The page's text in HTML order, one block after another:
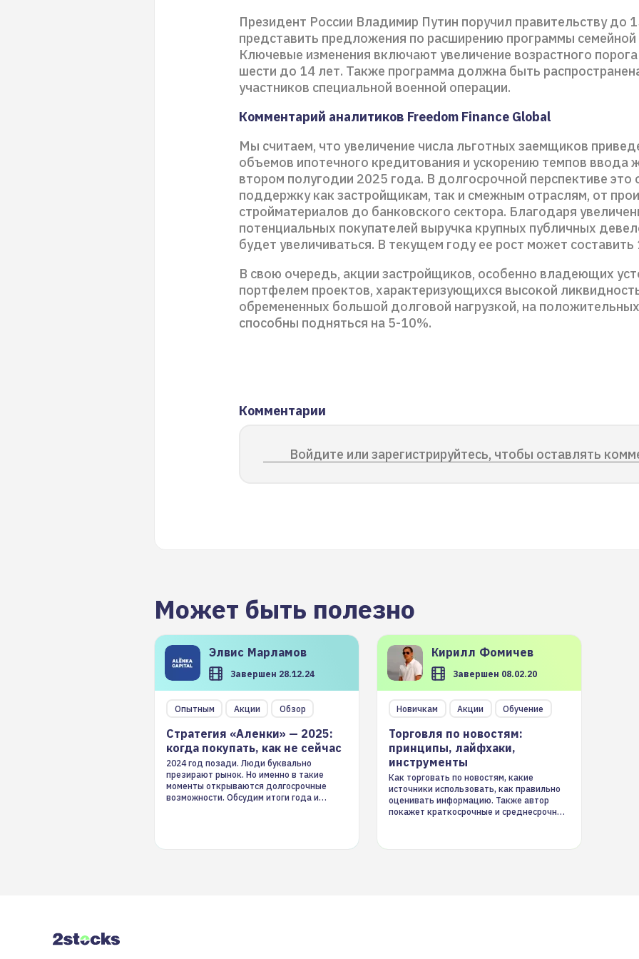
Президент России Владимир Путин поручил правительству до
представить предложения по расширению программы семейной
Ключевые изменения включают увеличение возрастного
шести до 14 лет. Также программа должна быть
участников специальной военной операции.
Комментарий аналитиков Freedom Finance Global
Мы считаем, что увеличение числа льготных заемщиков
объемов ипотечного кредитования и ускорению темпов ввода
втором полугодии 2025 года. В долгосрочной перспективе это
поддержку как застройщикам, так и смежным отраслям, от
стройматериалов до банковского сектора. Благодаря
потенциальных покупателей выручка крупных публичных
будет увеличиваться. В текущем году ее рост может
В свою очередь, акции застройщиков, особенно владеющих
портфелем проектов, характеризующихся высокой
обремененных большой долговой нагрузкой, на
способны подняться на 5-10%.
Комментарии
Войдите или зарегистрируйтесь, чтобы оставлять
Может быть полезно
Элвис Марламов
Завершен 28.12.24
Опытным Акции Обзор
Стратегия «Аленки» — 2025:
когда покупать, как не сейчас
2024 год позади. Люди буквально
презирают рынок. Но именно в такие
моменты открываются долгосрочные
возможности. Обсудим итоги года и
Кирилл Фомичев
Завершен 08.02.20
Новичкам Акции Обучение
Торговля по новостям:
принципы, лайфхаки,
инструменты
Как торговать по новостям, какие
источники использовать, как правильно
оценивать информацию. Также автор
покажет краткосрочные и среднесрочные